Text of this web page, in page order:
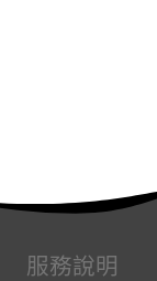
服務說明